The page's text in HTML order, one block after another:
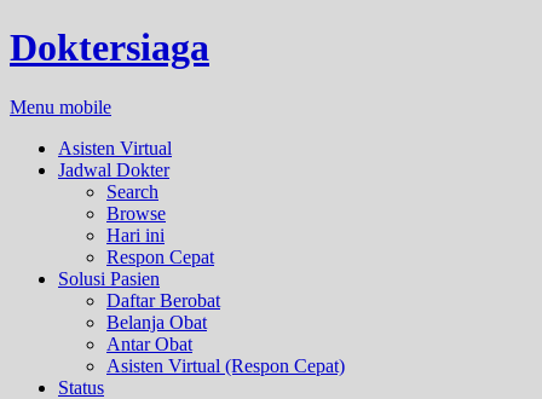
Doktersiaga
Menu mobile
Asisten Virtual
Jadwal Dokter
Search
Browse
Hari ini
Respon Cepat
Solusi Pasien
Daftar Berobat
Belanja Obat
Antar Obat
Asisten Virtual (Respon Cepat)
Status